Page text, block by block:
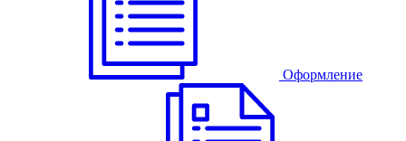
Оформление